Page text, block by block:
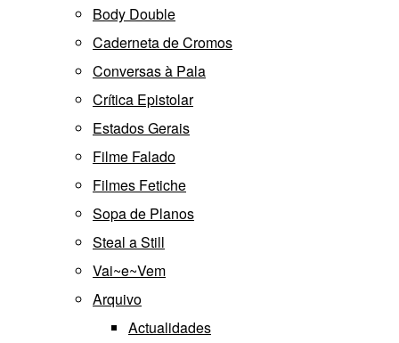
Body Double
Caderneta de Cromos
Conversas à Pala
Crítica Epistolar
Estados Gerais
Filme Falado
Filmes Fetiche
Sopa de Planos
Steal a Still
Vai~e~Vem
Arquivo
Actualidades